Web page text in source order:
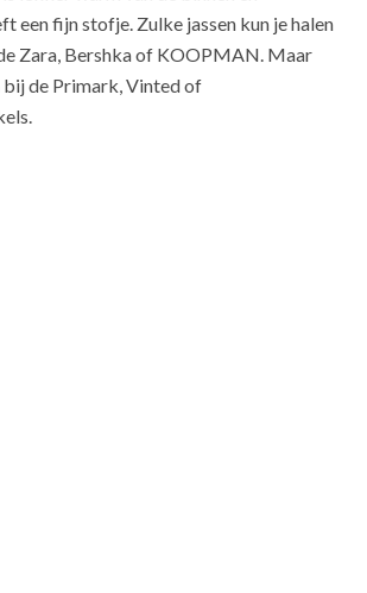
een fijn stofje. Zulke jassen kun je halen
Zara, Bershka of KOOPMAN. Maar
de Primark, Vinted of